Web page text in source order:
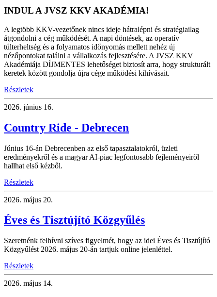
INDUL A JVSZ KKV AKADÉMIA!
A legtöbb KKV-vezetőnek nincs ideje hátralépni és stratégiailag
átgondolni a cég működését. A napi döntések, az operatív
túlterheltség és a folyamatos időnyomás mellett nehéz új
nézőpontokat találni a vállalkozás fejlesztésére. A JVSZ KKV
Akadémiája DÍJMENTES lehetőséget biztosít arra, hogy strukturált
keretek között gondolja újra cége működési kihívásait.
Részletek
2026. június 16.
Country Ride - Debrecen
Június 16-án Debrecenben az első tapasztalatokról, üzleti
eredményekről és a magyar AI-piac legfontosabb fejleményeiről
hallhat első kézből.
Részletek
2026. május 20.
Éves és Tisztújító Közgyűlés
Szeretnénk felhívni szíves figyelmét, hogy az idei Éves és Tisztújító
Közgyűlést 2026. május 20-án tartjuk online jelenléttel.
Részletek
2026. május 14.